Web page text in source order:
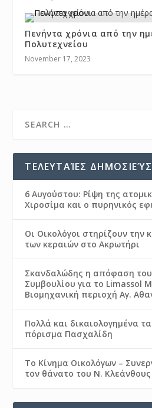
Πενήντα χρόνια από την
Πολυτεχνείου
November 17, 2023
ΤΕΛΕΥΤΑΊΕΣ
6 Αυγούστου: Ρίψη της
Χιροσίμα και ο πυρηνικός
Οι Οικολόγοι στηρίζουν την
των κεραιών στο Ακρωτήρι
Σκανδαλώδης η απόφαση του
Συμβουλίου για το Limassol
Βιομηχανική περιοχή Αγ.
Πολλά και δικαιολογημένα
πόρισμα Πασχαλίδη
Το Κίνημα Οικολόγων –
τον θάνατο του Ν. Κλεάνθους